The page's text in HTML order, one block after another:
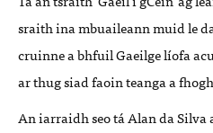
sraith ina mbuaileann muid le
cruinne a bhfuil Gaeilge líofa
ar thug siad faoin teanga a
An iarraidh seo tá Alan da Silva